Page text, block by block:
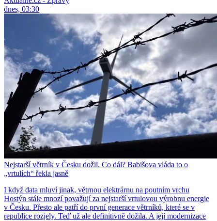
dnes, 03:30
Nejstarší větrník v Česku dožil. Co dál? Babišova vláda to o
„vrtulích“ řekla jasně
I když data mluví jinak, větrnou elektrárnu na poutním vrchu
Hostýn stále mnozí považují za nejstarší vrtulovou výrobnu energie
v Česku. Přesto ale patří do první generace větrníků, které se v
republice rozjely. Teď už ale definitivně dožila. A její modernizace